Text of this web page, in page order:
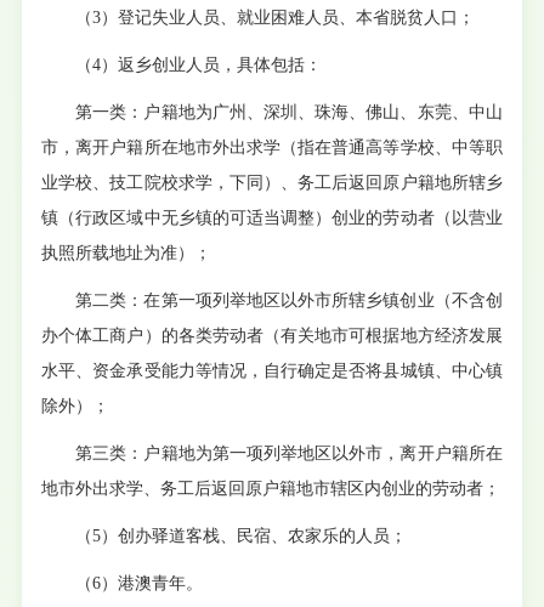
（3）登记失业人员、就业困难人员、本省脱贫人口；
（4）返乡创业人员，具体包括：
第一类：户籍地为广州、深圳、珠海、佛山、东莞、中山
市，离开户籍所在地市外出求学（指在普通高等学校、中等职
业学校、技工院校求学，下同）、务工后返回原户籍地所辖乡
镇（行政区域中无乡镇的可适当调整）创业的劳动者（以营业
执照所载地址为准）
；
第二类：在第一项列举地区以外市所辖乡镇创业（不含创
办个体工商户）的各类劳动者（有关地市可根据地方经济发展
水平、资金承受能力等情况，自行确定是否将县城镇、中心镇
除外）
；
第三类：户籍地为第一项列举地区以外市，离开户籍所在
地市外出求学、务工后返回原户籍地市辖区内创业的劳动者；
（5）创办驿道客栈、民宿、农家乐的人员；
（6）港澳青年。